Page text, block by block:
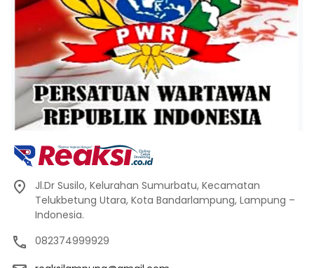
Jl.Dr Susilo, Kelurahan Sumurbatu, Kecamatan
Telukbetung Utara, Kota Bandarlampung, Lampung –
Indonesia.
082374999929